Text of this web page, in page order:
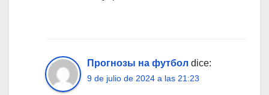
Прогнозы на футбол dice:
9 de julio de 2024 a las 21:23